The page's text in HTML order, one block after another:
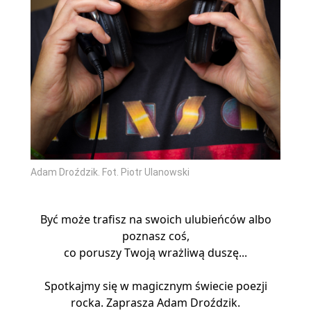
Adam Droździk. Fot. Piotr Ulanowski
Być może trafisz na swoich ulubieńców albo
poznasz coś,
co poruszy Twoją wrażliwą duszę...
Spotkajmy się w magicznym świecie poezji
rocka. Zaprasza Adam Droździk.